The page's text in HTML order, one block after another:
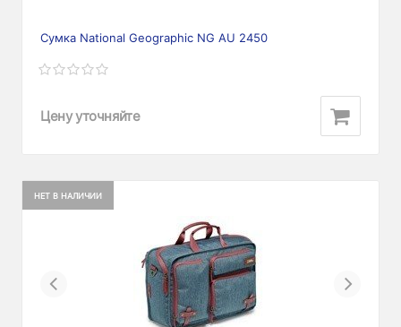
Сумка National Geographic NG AU 2450
Цену уточняйте
НЕТ В НАЛИЧИИ
Previous Next